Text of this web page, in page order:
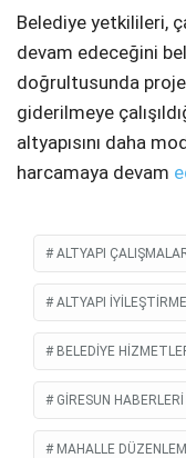
Belediye yetkilileri,
devam edeceğini
doğrultusunda
giderilmeye
altyapısını daha
harcamaya devam
ALTYAPI
ALTYAPI
BELEDIYE
GIRESUN HABERLERI
MAHALLE